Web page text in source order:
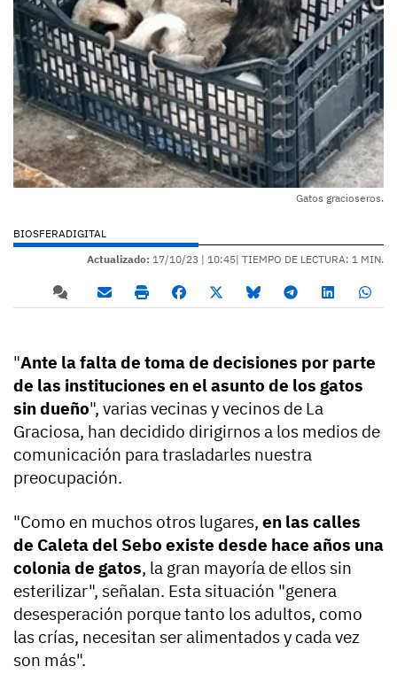
Gatos gracioseros.
BIOSFERADIGITAL
Actualizado: 17/10/23 | 10:45| TIEMPO DE LECTURA: 1 MIN.
"Ante la falta de toma de decisiones por parte
de las instituciones en el asunto de los gatos
sin dueño", varias vecinas y vecinos de La
Graciosa, han decidido dirigirnos a los medios de
comunicación para trasladarles nuestra
preocupación.
"Como en muchos otros lugares, en las calles
de Caleta del Sebo existe desde hace años una
colonia de gatos, la gran mayoría de ellos sin
esterilizar", señalan. Esta situación "genera
desesperación porque tanto los adultos, como
las crías, necesitan ser alimentados y cada vez
son más".